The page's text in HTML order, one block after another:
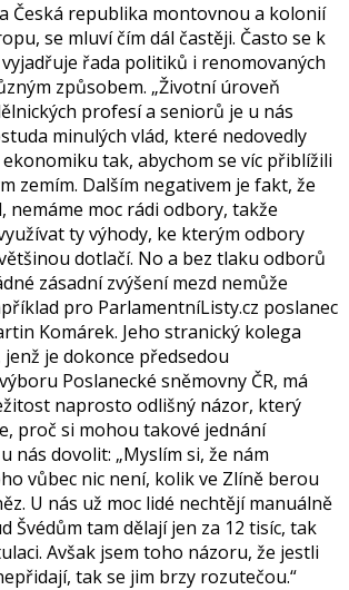
Česká republika montovnou a kolonií
se mluví čím dál častěji. Často se k
řada politiků i renomovaných
způsobem. „Životní úroveň
profesí a seniorů je u nás
minulých vlád, které nedovedly
tak, abychom se víc přiblížili
zemím. Dalším negativem je fakt, že
nemáme moc rádi odbory, takže
ty výhody, ke kterým odbory
dotlačí. No a bez tlaku odborů
zásadní zvýšení mezd nemůže
pro ParlamentníListy.cz poslanec
Komárek. Jeho stranický kolega
jenž je dokonce předsedou
Poslanecké sněmovny ČR, má
naprosto odlišný názor, který
proč si mohou takové jednání
nás dovolit: „Myslím si, že nám
vůbec nic není, kolik ve Zlíně berou
U nás už moc lidé nechtějí manuálně
Švédům tam dělají jen za 12 tisíc, tak
Avšak jsem toho názoru, že jestli
tak se jim brzy rozutečou.“